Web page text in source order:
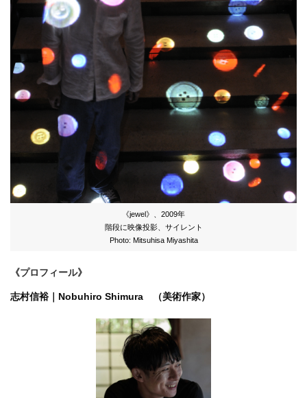
《jewel》、2009年
階段に映像投影、サイレント
Photo: Mitsuhisa Miyashita
《プロフィール》
志村信裕｜Nobuhiro Shimura （美術作家）